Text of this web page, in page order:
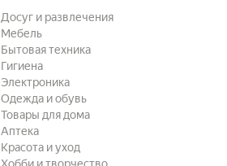
Досуг и развлечения
Мебель
Бытовая техника
Гигиена
Электроника
Одежда и обувь
Товары для дома
Аптека
Красота и уход